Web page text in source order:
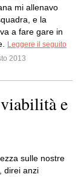
mi allenavo
e la
a fare gare in
Leggere il seguito
2013
e
sulle nostre
direi anzi